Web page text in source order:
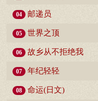
04 邮递员
05 世界之顶
06 故乡从不拒绝我
07 年纪轻轻
08 命运(日文)